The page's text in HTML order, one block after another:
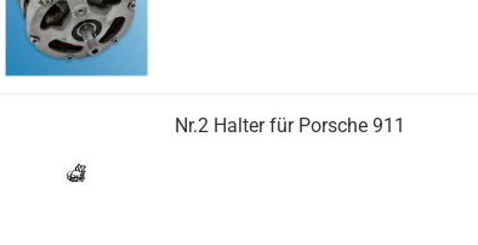
Nr.2 Halter für Porsche 911